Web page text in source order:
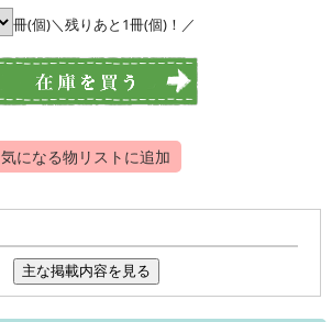
冊(個)＼残りあと1冊(個)！／
気になる物リストに追加
主な掲載内容を見る